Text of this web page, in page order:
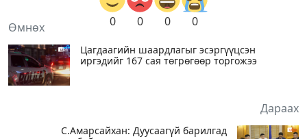
0 0 0 0
Өмнөх
Цагдаагийн шаардлагыг эсэргүүцсэн
иргэдийг 167 сая төгрөгөөр торгожээ
Дараах
С.Амарсайхан: Дуусаагүй барилгад